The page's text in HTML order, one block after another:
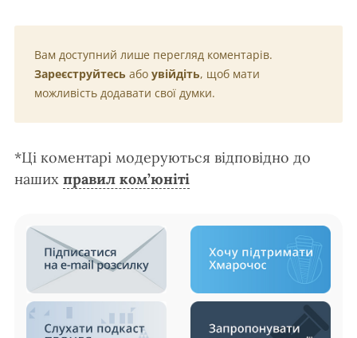
Вам доступний лише перегляд коментарів.
Зареєструйтесь або увійдіть, щоб мати
можливість додавати свої думки.
*Ці коментарі модеруються відповідно до
наших правил ком’юніті